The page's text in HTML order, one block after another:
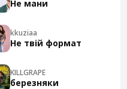
Не мани
kkuziaa
Не твій формат
KILLGRAPE
березняки